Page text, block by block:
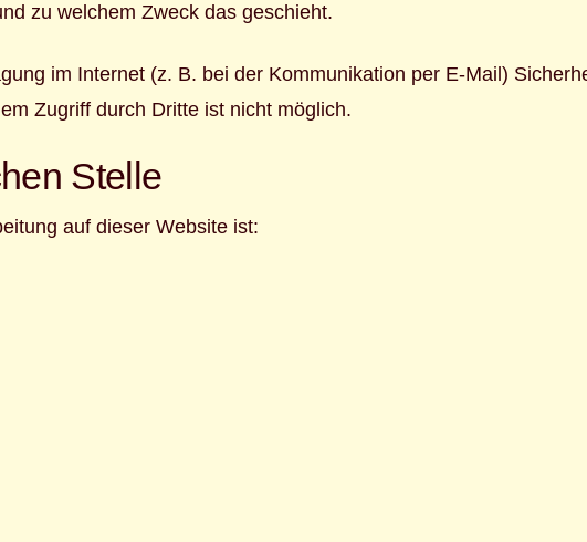
zu welchem Zweck das geschieht.
im Internet (z. B. bei der Kommunikation per E-Mail)
Zugriff durch Dritte ist nicht möglich.
Stelle
auf dieser Website ist: